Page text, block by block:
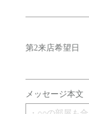
第2来店希望日
メッセージ本文